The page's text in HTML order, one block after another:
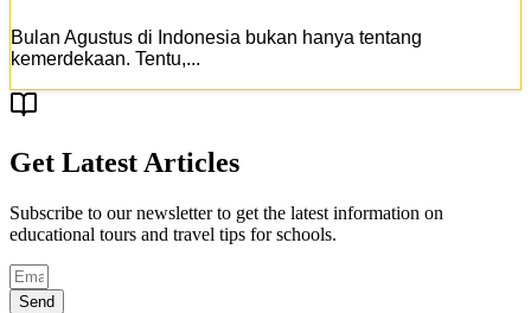
Bulan Agustus di Indonesia bukan hanya tentang
kemerdekaan. Tentu,...
Get Latest Articles
Subscribe to our newsletter to get the latest information on
educational tours and travel tips for schools.
Send